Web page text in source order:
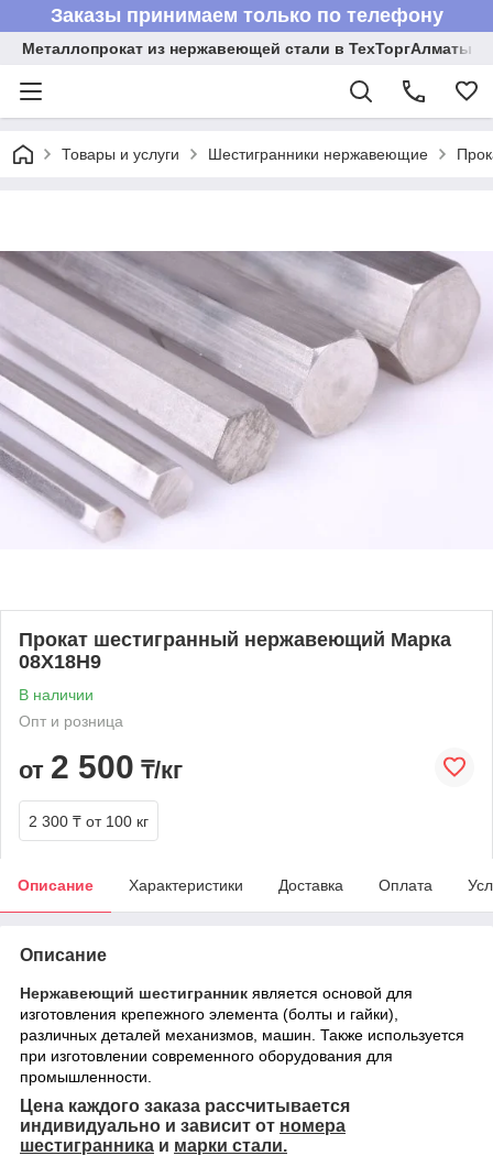
Заказы принимаем только по телефону
Металлопрокат из нержавеющей стали в ТехТоргАлматы
Товары и услуги Шестигранники нержавеющие
Прокат шестигранный нержавеющий Марка
08Х18Н9
В наличии
Опт и розница
от 2 500 ₸/кг
2 300 ₸ от 100 кг
Описание Характеристики Доставка Оплата
Описание
Нержавеющий шестигранник является основой для
изготовления крепежного элемента (болты и гайки),
различных деталей механизмов, машин. Также используется
при изготовлении современного оборудования для
промышленности.
Цена каждого заказа рассчитывается
индивидуально и зависит от номера
шестигранника и марки стали.